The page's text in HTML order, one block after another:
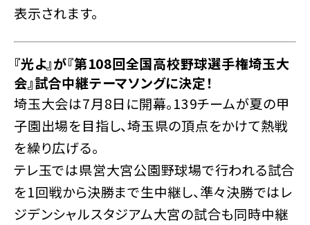
表示されます。
『光よ』が『第108回全国高校野球選手権埼玉大
会』試合中継テーマソングに決定！
埼玉大会は7月8日に開幕。139チームが夏の甲
子園出場を目指し、埼玉県の頂点をかけて熱戦
を繰り広げる。
テレ玉では県営大宮公園野球場で行われる試合
を1回戦から決勝まで生中継し、準々決勝ではレ
ジデンシャルスタジアム大宮の試合も同時中継